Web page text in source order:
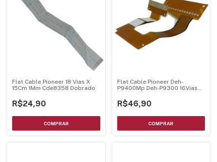
Flat Cable Pioneer 18 Vias X
15Cm 1Mm Cde8358 Dobrado
R$24,90
Flat Cable Pioneer Deh-
P9400Mp Deh-P9300 16Vias
R$46,90